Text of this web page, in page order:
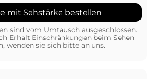
mit Sehstärke bestellen
sind vom Umtausch ausgeschlossen.
Erhalt Einschränkungen beim Sehen
wenden sie sich bitte an uns.